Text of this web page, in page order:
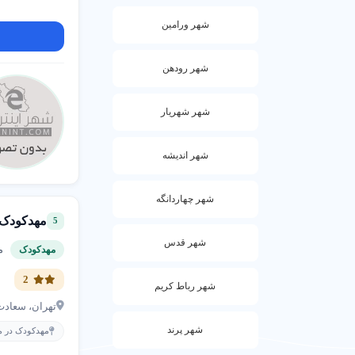
شهر ورامین
شهر رودهن
شهر شهریار
شهر اندیشه
شهر چهاردانگه
شهر قدس
شهر رباط کریم
شهر پرند
★★★★★
زبانی و
سوالات متداول
شهریه مهد
آیا مهد
5 مهدکودک
مهدکودک
2
تهران،
مهدکودک در